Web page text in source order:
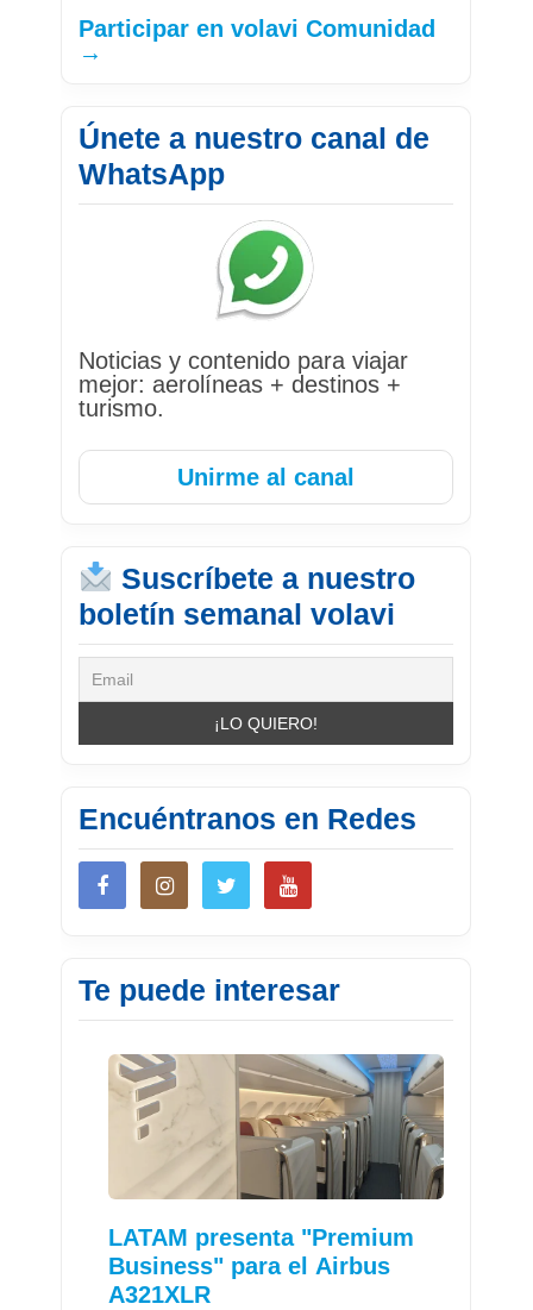
Participar en volavi Comunidad
→
Únete a nuestro canal de
WhatsApp
Noticias y contenido para viajar
mejor: aerolíneas + destinos +
turismo.
Unirme al canal
Suscríbete a nuestro
boletín semanal volavi
Encuéntranos en Redes
Te puede interesar
LATAM presenta "Premium
Business" para el Airbus
A321XLR